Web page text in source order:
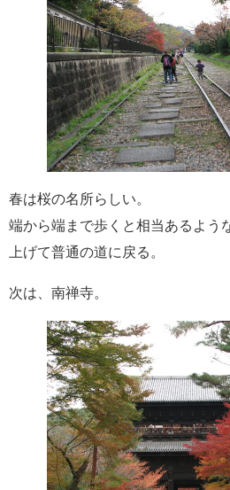
春は桜の名所らしい。
端から端まで歩くと相当あるよう
上げて普通の道に戻る。
次は、南禅寺。